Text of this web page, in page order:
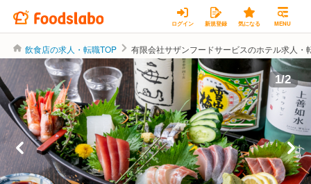
ログイン 新規登録 気になる MENU
飲食店の求人・転職TOP 有限会社サザンフードサービスのホテル求人・
1/2